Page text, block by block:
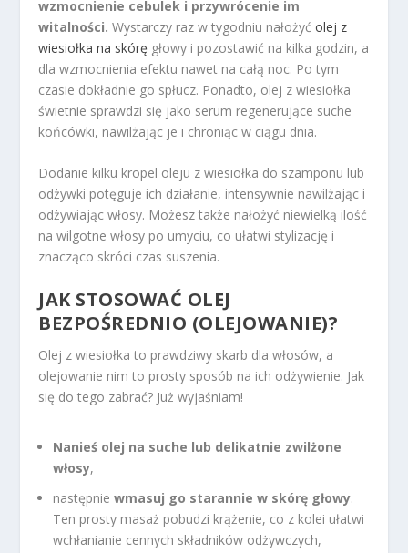
wzmocnienie cebulek i przywrócenie im
witalności. Wystarczy raz w tygodniu nałożyćolej z
wiesiołka na skórę głowy i pozostawić na kilka godzin, a
dla wzmocnienia efektu nawet na całą noc. Po tym
czasie dokładnie go spłucz. Ponadto, olej z wiesiołka
świetnie sprawdzi się jako serum regenerujące suche
końcówki, nawilżając je i chroniąc w ciągu dnia.
Dodanie kilku kropel oleju z wiesiołka do szamponu lub
odżywki potęguje ich działanie, intensywnie nawilżając i
odżywiając włosy. Możesz także nałożyć niewielką ilość
na wilgotne włosy po umyciu, co ułatwi stylizację i
znacząco skróci czas suszenia.
JAK STOSOWAĆ OLEJ
BEZPOŚREDNIO (OLEJOWANIE)?
Olej z wiesiołka to prawdziwy skarb dla włosów, a
olejowanie nim to prosty sposób na ich odżywienie. Jak
się do tego zabrać? Już wyjaśniam!
Nanieś olej na suche lub delikatnie zwilżone
włosy,
następniewmasuj go starannie w skórę głowy.
Ten prosty masaż pobudzi krążenie, co z kolei ułatwi
wchłanianie cennych składników odżywczych,